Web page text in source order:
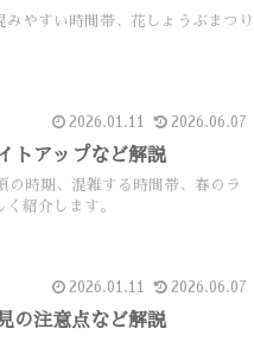
やすい時間帯、花しょうぶまつり
2026.01.11 2026.06.07
トアップなど解説
の時期、混雑する時間帯、春のラ
紹介します。
2026.01.11 2026.06.07
の注意点など解説